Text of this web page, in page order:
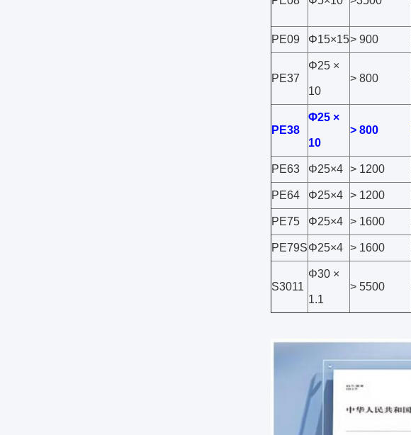
PE09 Φ15×15> 900
PE37
Φ25 ×
10
> 800
PE38
Φ25 ×
10
> 800
PE63 Φ25×4 > 1200
PE64 Φ25×4 > 1200
PE75 Φ25×4 > 1600
PE79SΦ25×4 > 1600
S3011
Φ30 ×
1.1
> 5500